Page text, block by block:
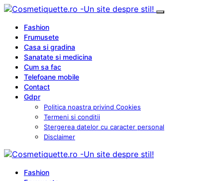
Fashion
Frumusete
Casa si gradina
Sanatate si medicina
Cum sa fac
Telefoane mobile
Contact
Gdpr
Politica noastra privind Cookies
Termeni si conditii
Stergerea datelor cu caracter personal
Disclaimer
Fashion